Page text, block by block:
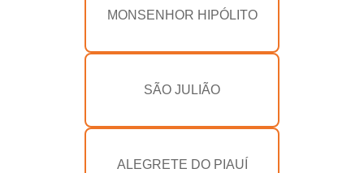
MONSENHOR HIPÓLITO
SÃO JULIÃO
ALEGRETE DO PIAUÍ